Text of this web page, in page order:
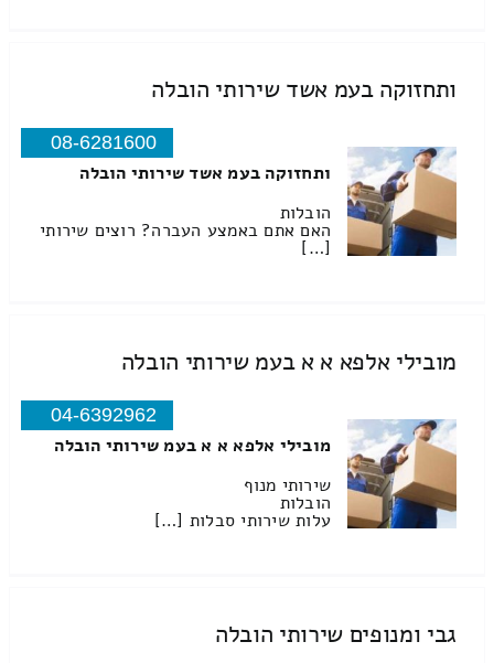
ותחזוקה בעמ אשד שירותי הובלה
08-6281600
ותחזוקה בעמ אשד שירותי הובלה
הובלות
האם אתם באמצע העברה? רוצים שירותי
[…]
מובילי אלפא א א בעמ שירותי הובלה
04-6392962
מובילי אלפא א א בעמ שירותי הובלה
שירותי מנוף
הובלות
עלות שירותי סבלות […]
גבי ומנופים שירותי הובלה